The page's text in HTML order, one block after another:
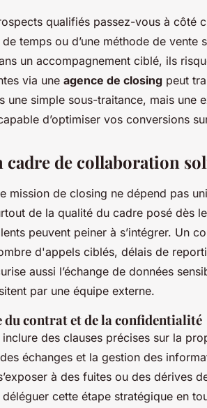
qualifiés passez-vous à côté
temps ou d’une méthode de vente
un accompagnement ciblé, ils
via une agence de closing peut
une simple sous-traitance, mais une
d’optimiser vos conversions
de collaboration
mission de closing ne dépend pas
de la qualité du cadre posé dès
peuvent peiner à s’intégrer. Un
d'appels ciblés, délais de
aussi l’échange de données
par une équipe externe.
contrat et de la confidentialité
des clauses précises sur la
échanges et la gestion des
à des fuites ou des dérives
cette étape stratégique en